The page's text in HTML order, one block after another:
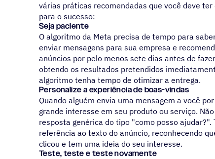
várias práticas recomendadas que você deve
para o sucesso:
Seja paciente
O algoritmo da Meta precisa de tempo para
enviar mensagens para sua empresa e
anúncios por pelo menos sete dias antes de
obtendo os resultados pretendidos
algoritmo tenha tempo de otimizar a entrega.
Personalize a experiência de boas-vindas
Quando alguém envia uma mensagem a você
grande interesse em seu produto ou serviço.
resposta genérica do tipo "como posso
referência ao texto do anúncio, reconhecendo
clicou e tem uma ideia do seu interesse.
Teste, teste e teste novamente